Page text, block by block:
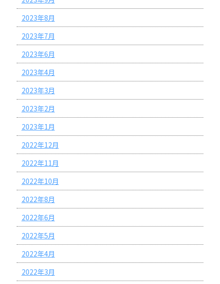
2023年8月
2023年7月
2023年6月
2023年4月
2023年3月
2023年2月
2023年1月
2022年12月
2022年11月
2022年10月
2022年8月
2022年6月
2022年5月
2022年4月
2022年3月